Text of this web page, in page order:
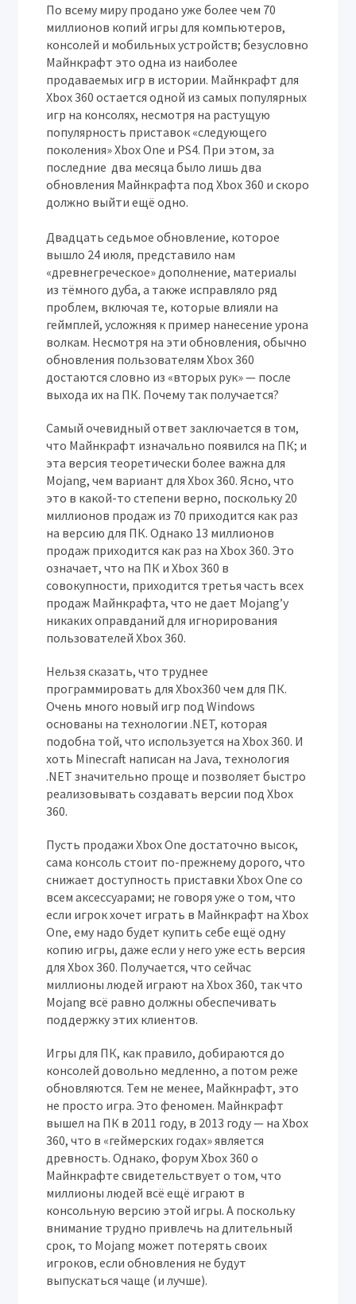
По всему миру продано уже более чем 70
миллионов копий игры для компьютеров,
консолей и мобильных устройств; безусловно
Майнкрафт это одна из наиболее
продаваемых игр в истории. Майнкрафт для
Xbox 360 остается одной из самых популярных
игр на консолях, несмотря на растущую
популярность приставок «следующего
поколения» Xbox One и PS4. При этом, за
последние два месяца было лишь два
обновления Майнкрафта под Xbox 360 и скоро
должно выйти ещё одно.
Двадцать седьмое обновление, которое
вышло 24 июля, представило нам
«древнегреческое» дополнение, материалы
из тёмного дуба, а также исправляло ряд
проблем, включая те, которые влияли на
геймплей, усложняя к пример нанесение урона
волкам. Несмотря на эти обновления, обычно
обновления пользователям Xbox 360
достаются словно из «вторых рук» — после
выхода их на ПК. Почему так получается?
Самый очевидный ответ заключается в том,
что Майнкрафт изначально появился на ПК; и
эта версия теоретически более важна для
Mojang, чем вариант для Xbox 360. Ясно, что
это в какой-то степени верно, поскольку 20
миллионов продаж из 70 приходится как раз
на версию для ПК. Однако 13 миллионов
продаж приходится как раз на Xbox 360. Это
означает, что на ПК и Xbox 360 в
совокупности, приходится третья часть всех
продаж Майнкрафта, что не дает Mojang’у
никаких оправданий для игнорирования
пользователей Xbox 360.
Нельзя сказать, что труднее
программировать для Xbox360 чем для ПК.
Очень много новый игр под Windows
основаны на технологии .NET, которая
подобна той, что используется на Xbox 360. И
хоть Minecraft написан на Java, технология
.NET значительно проще и позволяет быстро
реализовывать создавать версии под Xbox
360.
Пусть продажи Xbox One достаточно высок,
сама консоль стоит по-прежнему дорого, что
снижает доступность приставки Xbox One со
всем аксессуарами; не говоря уже о том, что
если игрок хочет играть в Майнкрафт на Xbox
One, ему надо будет купить себе ещё одну
копию игры, даже если у него уже есть версия
для Xbox 360. Получается, что сейчас
миллионы людей играют на Xbox 360, так что
Mojang всё равно должны обеспечивать
поддержку этих клиентов.
Игры для ПК, как правило, добираются до
консолей довольно медленно, а потом реже
обновляются. Тем не менее, Майкнрафт, это
не просто игра. Это феномен. Майнкрафт
вышел на ПК в 2011 году, в 2013 году — на Xbox
360, что в «геймерских годах» является
древность. Однако, форум Xbox 360 о
Майнкрафте свидетельствует о том, что
миллионы людей всё ещё играют в
консольную версию этой игры. А поскольку
внимание трудно привлечь на длительный
срок, то Mojang может потерять своих
игроков, если обновления не будут
выпускаться чаще (и лучше).